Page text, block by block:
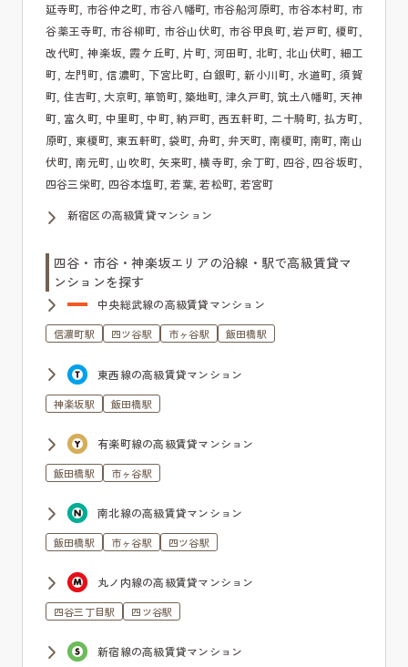
延寺町, 市谷仲之町, 市谷八幡町, 市谷船河原町, 市谷本村町, 市
谷薬王寺町, 市谷柳町, 市谷山伏町, 市谷甲良町, 岩戸町, 榎町,
改代町, 神楽坂, 霞ケ丘町, 片町, 河田町, 北町, 北山伏町, 細工
町, 左門町, 信濃町, 下宮比町, 白銀町, 新小川町, 水道町, 須賀
町, 住吉町, 大京町, 箪笥町, 築地町, 津久戸町, 筑土八幡町, 天神
町, 富久町, 中里町, 中町, 納戸町, 西五軒町, 二十騎町, 払方町,
原町, 東榎町, 東五軒町, 袋町, 舟町, 弁天町, 南榎町, 南町, 南山
伏町, 南元町, 山吹町, 矢来町, 横寺町, 余丁町, 四谷, 四谷坂町,
四谷三栄町, 四谷本塩町, 若葉, 若松町, 若宮町
新宿区の高級賃貸マンション
四谷・市谷・神楽坂エリアの沿線・駅で高級賃貸マ
ンションを探す
中央総武線の高級賃貸マンション
信濃町駅 四ツ谷駅 市ヶ谷駅 飯田橋駅
東西線の高級賃貸マンション
神楽坂駅 飯田橋駅
有楽町線の高級賃貸マンション
飯田橋駅 市ヶ谷駅
南北線の高級賃貸マンション
飯田橋駅 市ヶ谷駅 四ツ谷駅
丸ノ内線の高級賃貸マンション
四谷三丁目駅 四ツ谷駅
新宿線の高級賃貸マンション